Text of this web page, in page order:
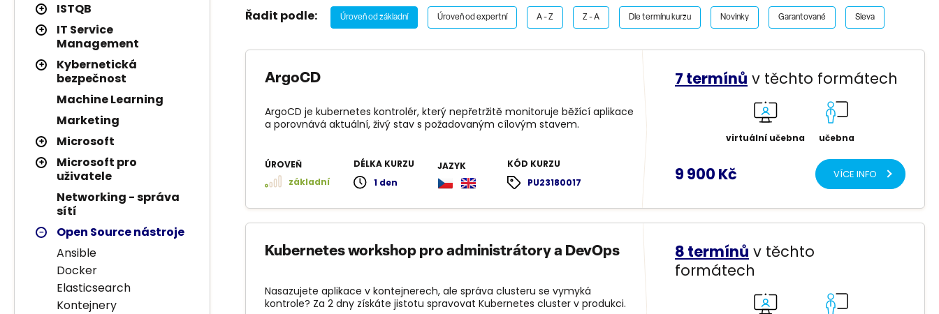
ISTQB
IT Service
Management
Kybernetická
bezpečnost
Machine Learning
Marketing
Microsoft
Microsoft pro
uživatele
Networking - správa
sítí
Open Source nástroje
Ansible
Docker
Elasticsearch
Kontejnery
Řadit podle: Úroveň od základní Úroveň od expertní A - Z Z - A Dle termínu kurzu Novinky Garantované Sleva
ArgoCD
ÚROVEŇ
základní
JAZYK
ArgoCD je kubernetes kontrolér, který nepřetržitě monitoruje běžící aplikace
a porovnává aktuální, živý stav s požadovaným cílovým stavem.
DÉLKA KURZU
1 den
KÓD KURZU
PU23180017
7 termínů v těchto formátech
virtuální učebna učebna
9 900 Kč VÍCE INFO
Kubernetes workshop pro administrátory a DevOps
Nasazujete aplikace v kontejnerech, ale správa clusteru se vymyká
kontrole? Za 2 dny získáte jistotu spravovat Kubernetes cluster v produkci.
8 termínů v těchto
formátech